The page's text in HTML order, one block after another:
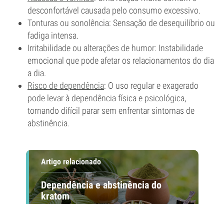
desconfortável causada pelo consumo excessivo.
Tonturas ou sonolência: Sensação de desequilíbrio ou
fadiga intensa.
Irritabilidade ou alterações de humor: Instabilidade
emocional que pode afetar os relacionamentos do dia
a dia.
Risco de dependência: O uso regular e exagerado
pode levar à dependência física e psicológica,
tornando difícil parar sem enfrentar sintomas de
abstinência.
Artigo relacionado
Dependência e abstinência do
kratom